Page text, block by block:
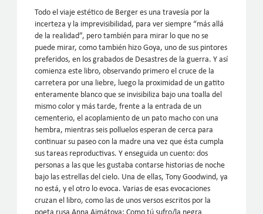
Todo el viaje estético de Berger es una travesía por la
incerteza y la imprevisibilidad, para ver siempre “más allá
de la realidad”, pero también para mirar lo que no se
puede mirar, como también hizo Goya, uno de sus pintores
preferidos, en los grabados de Desastres de la guerra. Y así
comienza este libro, observando primero el cruce de la
carretera por una liebre, luego la proximidad de un gatito
enteramente blanco que se invisibiliza bajo una toalla del
mismo color y más tarde, frente a la entrada de un
cementerio, el acoplamiento de un pato macho con una
hembra, mientras seis polluelos esperan de cerca para
continuar su paseo con la madre una vez que ésta cumpla
sus tareas reproductivas. Y enseguida un cuento: dos
personas a las que les gustaba contarse historias de noche
bajo las estrellas del cielo. Una de ellas, Tony Goodwind, ya
no está, y el otro lo evoca. Varias de esas evocaciones
cruzan el libro, como las de unos versos escritos por la